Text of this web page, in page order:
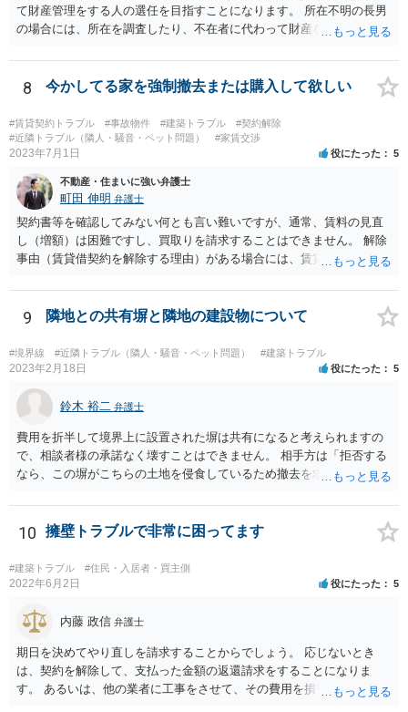
て財産管理をする人の選任を目指すことになります。 所在不明の長男
の場合には、所在を調査したり、不在者に代わって財産を管理する人
8 今かしてる家を強制撤去または購入して欲しい
#賃貸契約トラブル #事故物件 #建築トラブル
#契約解除
#近隣トラブル（隣人・騒音・ペット問題）
#家賃交渉
2023年7月1日 役にたった 5
不動産・住まいに強い弁護士
町田 伸明 弁護士
契約書等を確認してみない何とも言い難いですが、通常、賃料の見直
し（増額）は困難ですし、買取りを請求することはできません。 解除
事由（賃貸借契約を解除する理由）がある場合には、賃貸借契約を解
めることができる状況であれば、事実上、賃料の見直し（増額）や買
取りの交渉をすることもあり得るでしょう。 反対に、明け渡しを求め
ることが難しいのであれば、賃料の見直し（増額）や買取りの交渉も
困難とならざるを得ないでしょう。 いずれにしても、（強制的な）明
け渡しなどの請求もお考えなのであれば、現況や契約書等の確認が不
可欠ですから、資料等一式を持参して弁護士にご相談された方がよい
かと思います。
9 隣地との共有塀と隣地の建設物について
#境界線 #近隣トラブル（隣人・騒音・ペット問題） #建築トラブル
2023年2月18日 役にたった 5
鈴木 裕二 弁護士
費用を折半して境界上に設置された塀は共有になると考えられますの
で、相談者様の承諾なく壊すことはできません。 相手方は「拒否する
なら、この塀がこちらの土地を侵食しているため撤去を求める手続き
ているわけですから、相談者様の同意なく塀の撤去を求めることは法
的には難しいように思われます。 また、「隣地（相談者様）の許可」
というのが何の許可を示しているのか判然としませんが、一般に、高
層建築物の建築確認を得る際は、近隣住民と協議してその建築に関し
同意を得るよう行政指導が行われておりますので、（推測になってし
たのかもしれません。 近隣住民の同意は必須の要件ではないため、直
ちに建築確認自体が取り消されるわけではございませんが、虚偽の申
請を行ったことについて申請者の責任を追及する余地はあろうかと存
じます。 お話をお聞きする限り、相手方のやり口は非常に強引かつ高
圧的で、相談者様が恐怖を感じるのは無理もないことかと思います。
10 擁壁トラブルで非常に困ってます
#建築トラブル #住民・入居者・買主側
2022年6月2日 役にたった 5
内藤 政信 弁護士
期日を決めてやり直しを請求することからでしょう。 応じないとき
は、契約を解除して、支払った金額の返還請求をすることになりま
す。 あるいは、他の業者に工事をさせて、その費用を損害として請求